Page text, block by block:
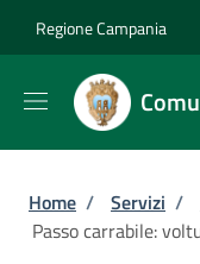
Regione Campania
Briciole di
Home / Servizi /
Passo carrabile: